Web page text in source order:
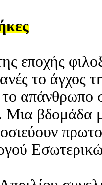
εποχής
το άγχος
το απάνθρωπο
Μια βδομάδα